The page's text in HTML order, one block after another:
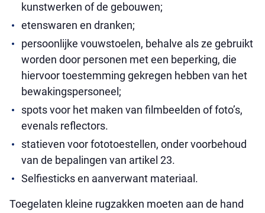
kunstwerken of de gebouwen;
etenswaren en dranken;
persoonlijke vouwstoelen, behalve als ze gebruikt
worden door personen met een beperking, die
hiervoor toestemming gekregen hebben van het
bewakingspersoneel;
spots voor het maken van filmbeelden of foto’s,
evenals reflectors.
statieven voor fototoestellen, onder voorbehoud
van de bepalingen van artikel 23.
Selfiesticks en aanverwant materiaal.
Toegelaten kleine rugzakken moeten aan de hand